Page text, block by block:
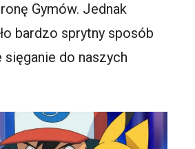
Gymów. Jednak
bardzo sprytny sposób
sięganie do naszych